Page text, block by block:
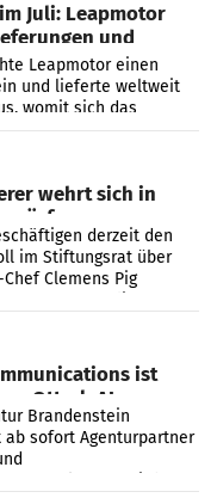
Juli: Leapmotor
und
Marke
Leapmotor einen
und lieferte weltweit
womit sich das
2025 mehr als
wehrt sich in
derzeit den
im Stiftungsrat über
Clemens Pig
ist
OtterlyAI
Brandenstein
sofort Agenturpartner